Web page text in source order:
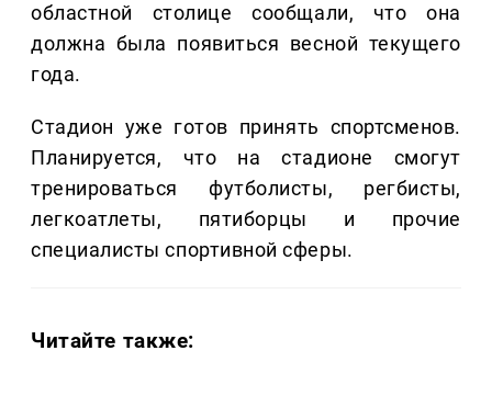
областной столице сообщали, что она
должна была появиться весной текущего
года.
Стадион уже готов принять спортсменов.
Планируется, что на стадионе смогут
тренироваться футболисты, регбисты,
легкоатлеты, пятиборцы и прочие
специалисты спортивной сферы.
Читайте также: